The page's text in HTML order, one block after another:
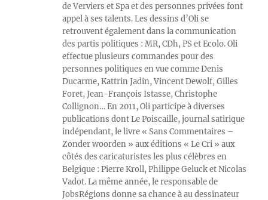
de Verviers et Spa et des personnes privées font
appel à ses talents. Les dessins d’Oli se
retrouvent également dans la communication
des partis politiques : MR, CDh, PS et Ecolo. Oli
effectue plusieurs commandes pour des
personnes politiques en vue comme Denis
Ducarme, Kattrin Jadin, Vincent Dewolf, Gilles
Foret, Jean-François Istasse, Christophe
Collignon… En 2011, Oli participe à diverses
publications dont Le Poiscaille, journal satirique
indépendant, le livre « Sans Commentaires –
Zonder woorden » aux éditions « Le Cri » aux
côtés des caricaturistes les plus célèbres en
Belgique : Pierre Kroll, Philippe Geluck et Nicolas
Vadot. La même année, le responsable de
JobsRégions donne sa chance à au dessinateur